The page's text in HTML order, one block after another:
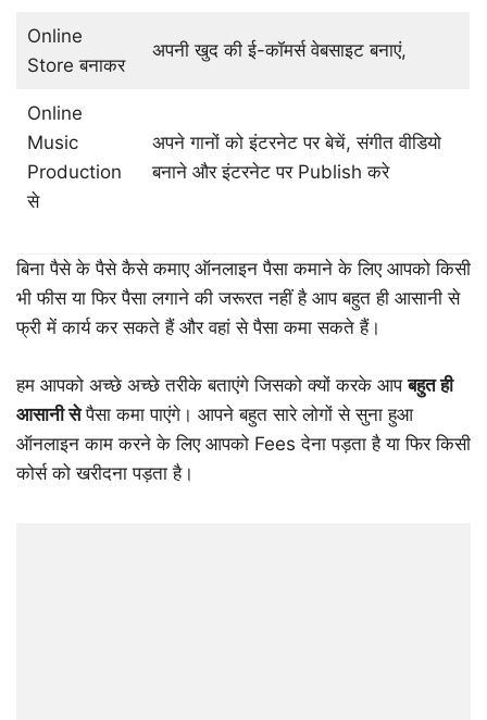
Online
Store बनाकर
अपनी खुद की ई-कॉमर्स वेबसाइट बनाएं,
Online
Music
Production
से
अपने गानों को इंटरनेट पर बेचें, संगीत वीडियो
बनाने और इंटरनेट पर Publish करे
बिना पैसे के पैसे कैसे कमाए ऑनलाइन पैसा कमाने के लिए आपको किसी
भी फीस या फिर पैसा लगाने की जरूरत नहीं है आप बहुत ही आसानी से
फ्री में कार्य कर सकते हैं और वहां से पैसा कमा सकते हैं।
हम आपको अच्छे अच्छे तरीके बताएंगे जिसको क्यों करके आपबहुत ही
आसानी सेपैसा कमा पाएंगे। आपने बहुत सारे लोगों से सुना हुआ
ऑनलाइन काम करने के लिए आपको Fees देना पड़ता है या फिर किसी
कोर्स को खरीदना पड़ता है।